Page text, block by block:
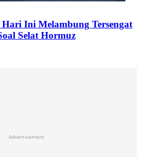
Ini Melambung Tersengat
Selat Hormuz
Advertisement